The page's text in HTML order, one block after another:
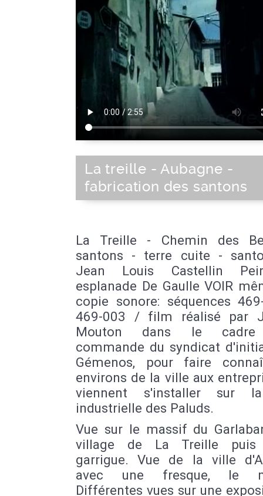
La treille - Aubagne -
fabrication des santons
La Treille - Chemin des
santons - terre cuite -
Jean Louis Castellin
esplanade De Gaulle VOIR
copie sonore: séquences
469-003 / film réalisé par
Mouton dans le cadre
commande du syndicat
Gémenos, pour faire
environs de la ville aux
viennent s'installer sur
industrielle des Paluds.
Vue sur le massif du
village de La Treille
garrigue. Vue de la ville
avec une fresque, le
Différentes vues sur une